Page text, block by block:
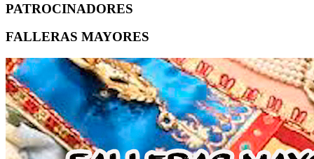
PATROCINADORES
FALLERAS MAYORES